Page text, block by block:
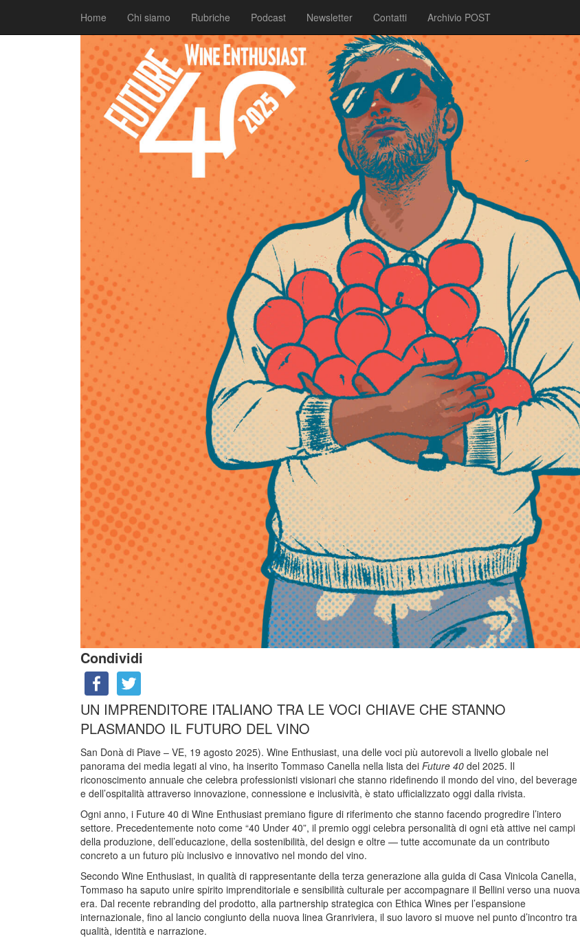
Home Chi siamo Rubriche Podcast Newsletter Contatti Archivio POST
Condividi
UN IMPRENDITORE ITALIANO TRA LE VOCI CHIAVE CHE STANNO
PLASMANDO IL FUTURO DEL VINO
San Donà di Piave – VE, 19 agosto 2025). Wine Enthusiast, una delle voci più autorevoli a livello globale nel
panorama dei media legati al vino, ha inserito Tommaso Canella nella lista dei Future 40 del 2025. Il
riconoscimento annuale che celebra professionisti visionari che stanno ridefinendo il mondo del vino, del beverage
e dell’ospitalità attraverso innovazione, connessione e inclusività, è stato ufficializzato oggi dalla rivista.
Ogni anno, i Future 40 di Wine Enthusiast premiano figure di riferimento che stanno facendo progredire l’intero
settore. Precedentemente noto come “40 Under 40”, il premio oggi celebra personalità di ogni età attive nei campi
della produzione, dell’educazione, della sostenibilità, del design e oltre — tutte accomunate da un contributo
concreto a un futuro più inclusivo e innovativo nel mondo del vino.
Secondo Wine Enthusiast, in qualità di rappresentante della terza generazione alla guida di Casa Vinicola Canella,
Tommaso ha saputo unire spirito imprenditoriale e sensibilità culturale per accompagnare il Bellini verso una nuova
era. Dal recente rebranding del prodotto, alla partnership strategica con Ethica Wines per l’espansione
internazionale, fino al lancio congiunto della nuova linea Granriviera, il suo lavoro si muove nel punto d’incontro tra
qualità, identità e narrazione.